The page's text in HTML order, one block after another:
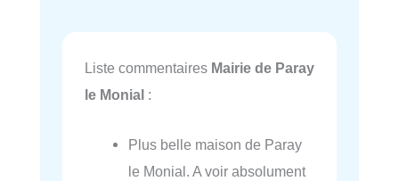
Liste commentaires Mairie de Paray
le Monial :
Plus belle maison de Paray
le Monial. A voir absolument